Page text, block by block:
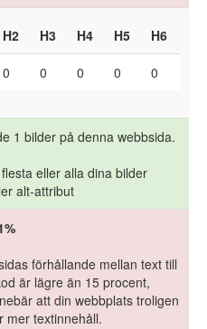
H2 H3 H4 H5 H6
0 0 0 0 0
1 bilder på denna webbsida.
eller alla dina bilder
alt-attribut
förhållande mellan text till
är lägre än 15 procent,
att din webbplats troligen
mer textinnehåll.